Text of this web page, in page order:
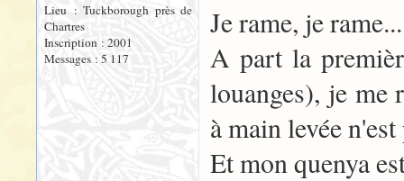
Lieu : Tuckborough près de
Chartres
Inscription : 2001
Messages : 5 117
Je rame, je rame...
A part la
louanges), je me
à main levée
Et mon quenya